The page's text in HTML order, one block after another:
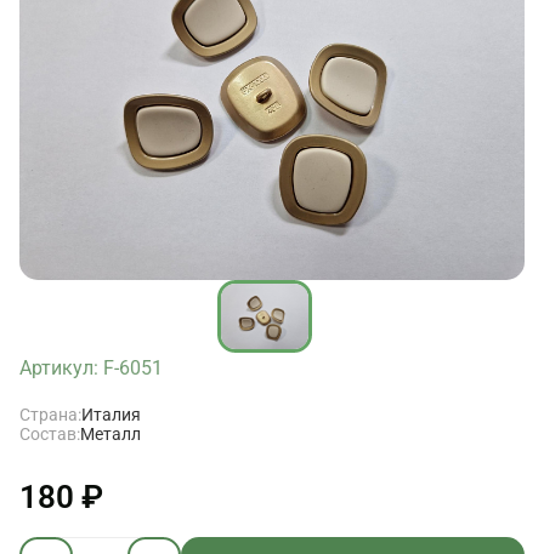
Артикул: F-6051
Страна:Италия
Состав:Металл
180 ₽